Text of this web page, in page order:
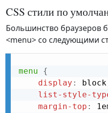
CSS стили по
Большинство браузеров
<menu> со следующими
menu
{
display : block
list-style-
margin-top :